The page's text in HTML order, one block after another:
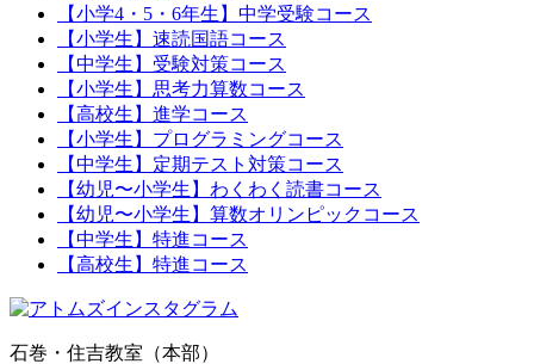
【小学4・5・6年生】中学受験コース
【小学生】速読国語コース
【中学生】受験対策コース
【小学生】思考力算数コース
【高校生】進学コース
【小学生】プログラミングコース
【中学生】定期テスト対策コース
【幼児〜小学生】わくわく読書コース
【幼児〜小学生】算数オリンピックコース
【中学生】特進コース
【高校生】特進コース
石巻・住吉教室（本部）